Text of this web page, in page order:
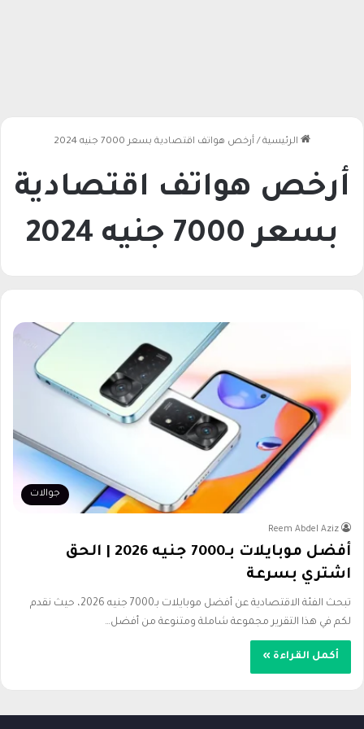
الرئيسية / أرخص هواتف اقتصادية بسعر 7000 جنيه 2024
أرخص هواتف اقتصادية
بسعر 7000 جنيه 2024
جوالات
Reem Abdel Aziz
أفضل موبايلات بـ7000 جنيه 2026 | الحق
اشتري بسرعة
تبحث الفئة الاقتصادية عن أفضل موبايلات بـ7000 جنيه 2026، حيث نقدم
لكم في هذا التقرير مجموعة شاملة ومتنوعة من أفضل…
أكمل القراءة »